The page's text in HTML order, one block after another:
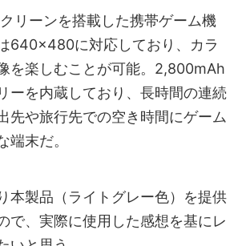
リーンを搭載した携帯ゲーム機
640×480に対応しており、カラ
を楽しむことが可能。2,800mAh
ーを内蔵しており、長時間の連続
先や旅行先での空き時間にゲーム
端末だ。
本製品（ライトグレー色）を提供
で、実際に使用した感想を基にレ